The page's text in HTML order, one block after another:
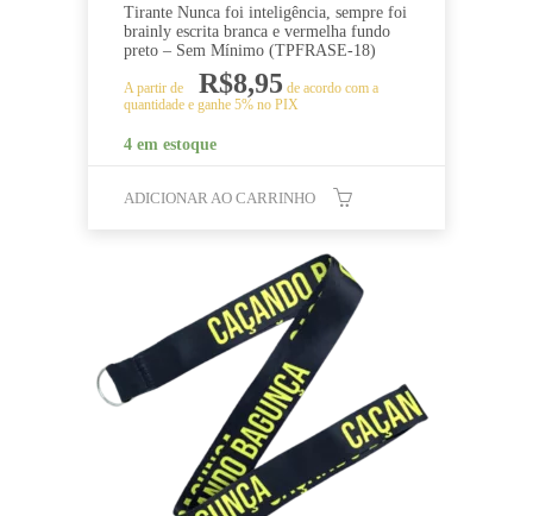
Tirante Nunca foi inteligência, sempre foi
brainly escrita branca e vermelha fundo
preto – Sem Mínimo (TPFRASE-18)
A partir de R$8,95 de acordo com a
quantidade e ganhe 5% no PIX
4 em estoque
ADICIONAR AO CARRINHO